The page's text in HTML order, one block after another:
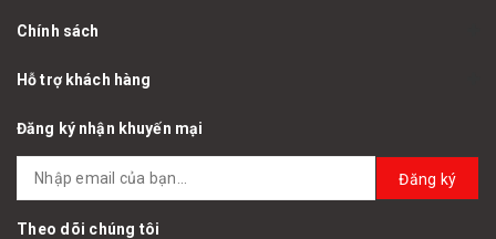
Chính sách
Hỗ trợ khách hàng
Đăng ký nhận khuyến mại
Đăng ký
Theo dõi chúng tôi